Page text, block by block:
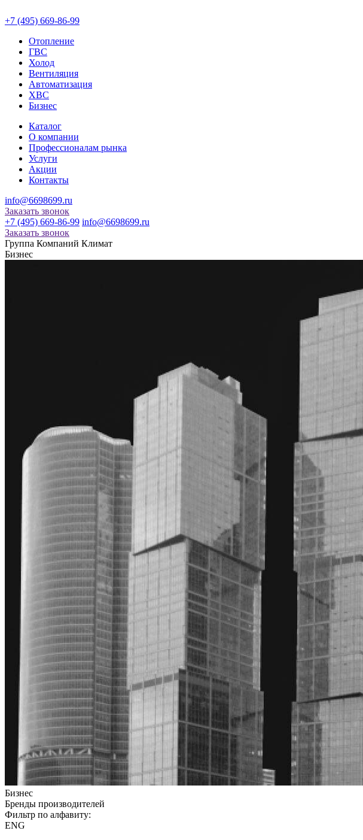
+7 (495) 669-86-99
Отопление
ГВС
Холод
Вентиляция
Автоматизация
ХВС
Бизнес
Каталог
О компании
Профессионалам рынка
Услуги
Акции
Контакты
info@6698699.ru
Заказать звонок
+7 (495) 669-86-99 info@6698699.ru
Заказать звонок
Группа Компаний Климат
Бизнес
Бизнес
Бренды производителей
Фильтр по алфавиту:
ENG